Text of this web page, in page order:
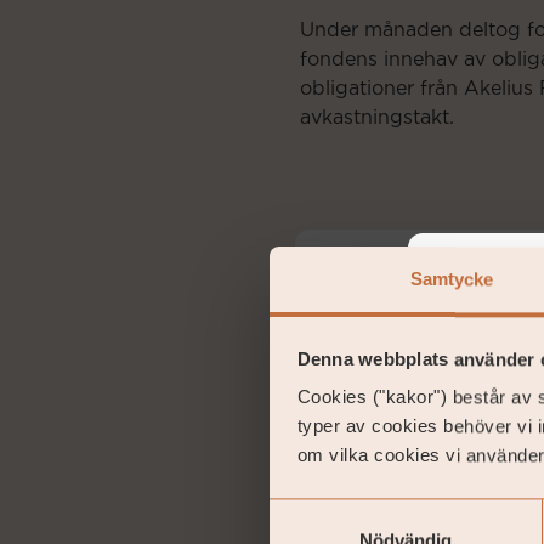
Samtycke
Denna webbplats använder
Cookies ("kakor") består av
typer av cookies behöver vi
om vilka cookies vi
Under månaden deltog
fondens innehav av
obligationer från Akelius
avkastningstakt.
Coeli